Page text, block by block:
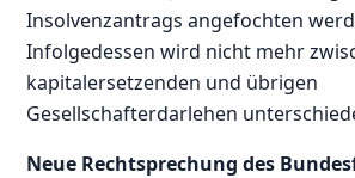
Insolvenzantrags angefochten
Infolgedessen wird nicht mehr
kapitalersetzenden und übrigen
Gesellschafterdarlehen
Neue Rechtsprechung des